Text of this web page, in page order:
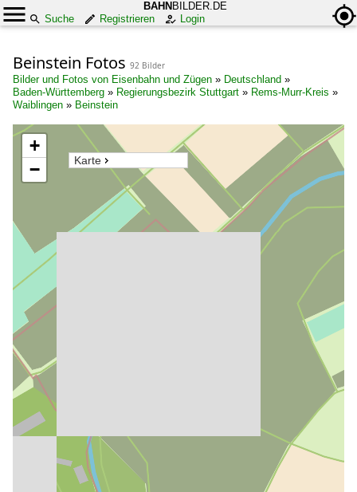
BAHN BILDER.DE
Suche
Registrieren Login
Beinstein Fotos 92 Bilder
Bilder und Fotos von Eisenbahn und Zügen » Deutschland »
Baden-Württemberg » Regierungsbezirk Stuttgart » Rems-Murr-Kreis »
Waiblingen » Beinstein
Karte
+
−